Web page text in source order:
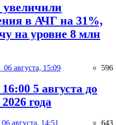
в АЧГ на 31%,
на уровне 8 млн
06 августа, 15:09 596
5 августа до
года
06 августа, 14:51 643